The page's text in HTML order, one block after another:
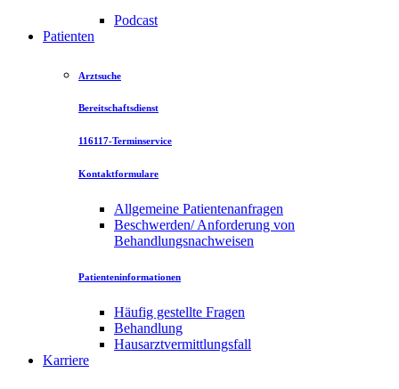
Podcast
Patienten
Arztsuche
Bereitschaftsdienst
116117-Terminservice
Kontaktformulare
Allgemeine Patientenanfragen
Beschwerden/ Anforderung von
Behandlungsnachweisen
Patienteninformationen
Häufig gestellte Fragen
Behandlung
Hausarztvermittlungsfall
Karriere